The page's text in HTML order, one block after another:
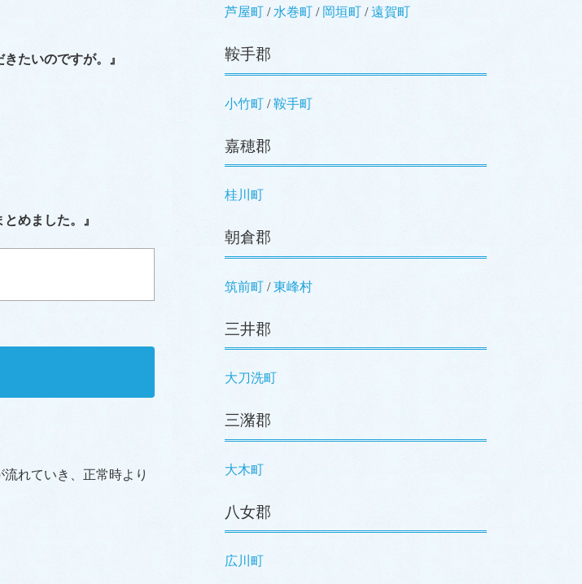
たいのですが。』
めました。』
れていき、正常時より
芦屋町 / 水巻町 / 岡垣町 /遠賀町
鞍手郡
小竹町 /鞍手町
嘉穂郡
桂川町
朝倉郡
筑前町 /東峰村
三井郡
大刀洗町
三潴郡
大木町
八女郡
広川町